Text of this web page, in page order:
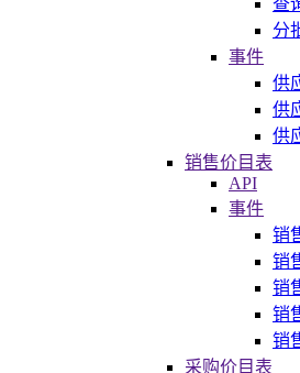
分
事件
供
供
供
销售价目表
API
事件
销
销
销
销
销
采购价目表